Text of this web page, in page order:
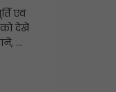
एवं
को देखें
जो